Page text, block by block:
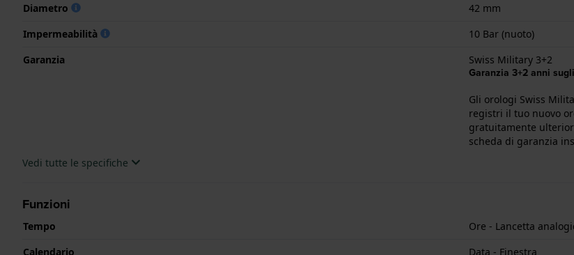
Diametro
42 mm
Impermeabilità
10 Bar (nuoto)
Garanzia
Swiss Military 3+2
Garanzia 3+2 anni
Gli orologi Swiss
registri il tuo nuovo
gratuitamente
scheda di garanzia
Vedi tutte le specifiche
Funzioni
Tempo
Ore - Lancetta
Calendario
Data - Finestra